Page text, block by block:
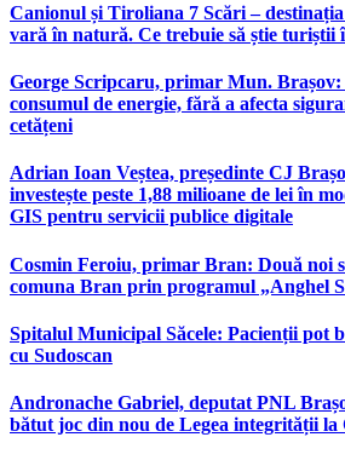
Canionul și Tiroliana 7 Scări –
vară în natură. Ce trebuie să știe
George Scripcaru, primar Mun.
consumul de energie, fără a afecta
cetățeni
Adrian Ioan Veștea, președinte CJ
investește peste 1,88 milioane de lei în
GIS pentru servicii publice digitale
Cosmin Feroiu, primar Bran: Două noi
comuna Bran prin programul „Anghel
Spitalul Municipal Săcele: Pacienții pot
cu Sudoscan
Andronache Gabriel, deputat PNL
bătut joc din nou de Legea integrității